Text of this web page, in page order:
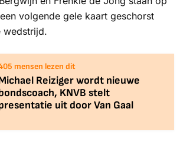
volgende gele kaart geschorst
wedstrijd.
mensen lezen dit
Reiziger wordt nieuwe
KNVB stelt
uit door Van Gaal